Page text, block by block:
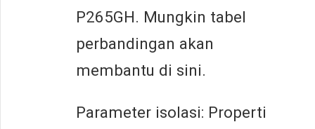
P265GH. Mungkin tabel
perbandingan akan
membantu di sini.
Parameter isolasi: Properti